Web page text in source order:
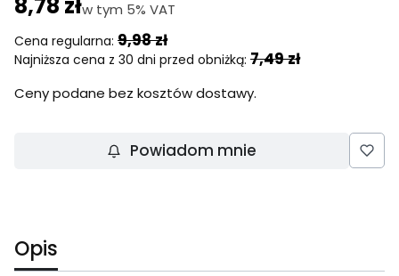
w tym 5% VAT
w tym 5% VAT
Cena regularna: 9,98 zł
Najniższa cena z 30 dni przed obniżką: 7,49 zł
Ceny podane bez kosztów dostawy.
Powiadom mnie
Opis